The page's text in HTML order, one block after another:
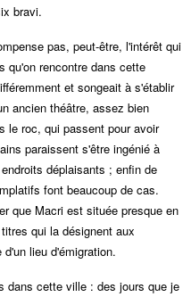
bravi.
pas, peut-être, l'intérêt qui
qu'on rencontre dans cette
et songeait à s'établir
ancien théâtre, assez bien
le roc, qui passent pour avoir
paraissent s'être ingénié à
déplaisants ; enfin de
font beaucoup de cas.
que Macri est située presque en
qui la désignent aux
lieu d'émigration.
dans cette ville : des jours que je